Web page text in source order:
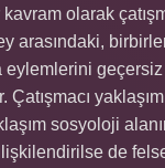
olarak
arasındaki,
geçersiz
Çatışmacı
sosyoloji
de